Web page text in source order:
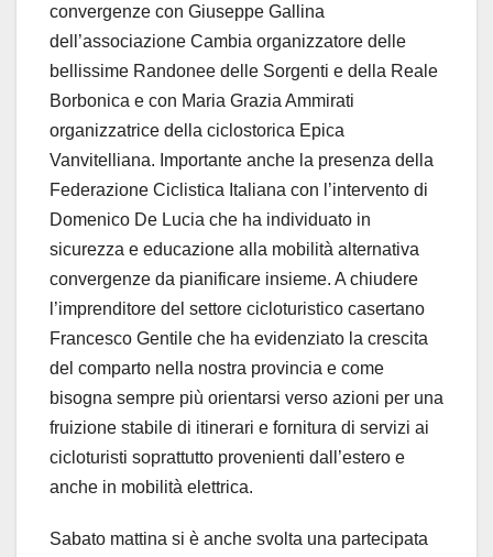
convergenze con Giuseppe Gallina
dell’associazione Cambia organizzatore delle
bellissime Randonee delle Sorgenti e della Reale
Borbonica e con Maria Grazia Ammirati
organizzatrice della ciclostorica Epica
Vanvitelliana. Importante anche la presenza della
Federazione Ciclistica Italiana con l’intervento di
Domenico De Lucia che ha individuato in
sicurezza e educazione alla mobilità alternativa
convergenze da pianificare insieme. A chiudere
l’imprenditore del settore cicloturistico casertano
Francesco Gentile che ha evidenziato la crescita
del comparto nella nostra provincia e come
bisogna sempre più orientarsi verso azioni per una
fruizione stabile di itinerari e fornitura di servizi ai
cicloturisti soprattutto provenienti dall’estero e
anche in mobilità elettrica.
Sabato mattina si è anche svolta una partecipata